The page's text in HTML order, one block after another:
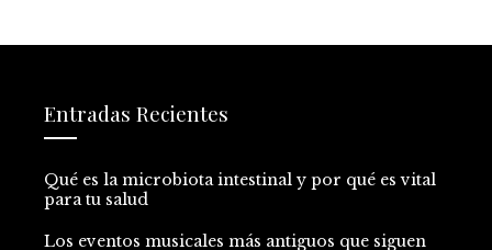
Entradas Recientes
Qué es la microbiota intestinal y por qué es vital
para tu salud
Los eventos musicales más antiguos que siguen